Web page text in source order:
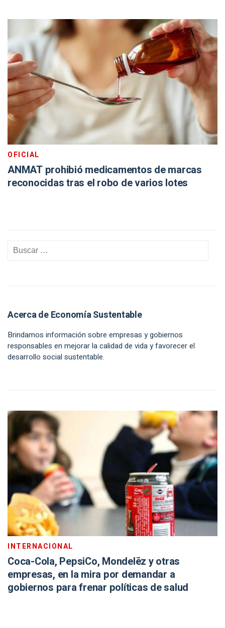
OFICIAL
ANMAT prohibió medicamentos de marcas
reconocidas tras el robo de varios lotes
Acerca de Economía Sustentable
Brindamos información sobre empresas y gobiernos
responsables en mejorar la calidad de vida y favorecer el
desarrollo social sustentable.
INTERNACIONAL
Coca-Cola, PepsiCo, Mondelēz y otras
empresas, en la mira por demandar a
gobiernos para frenar políticas de salud